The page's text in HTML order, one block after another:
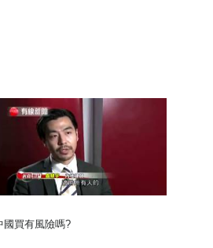
國買有風險嗎?